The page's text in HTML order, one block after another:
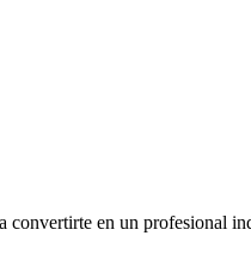
en un profesional